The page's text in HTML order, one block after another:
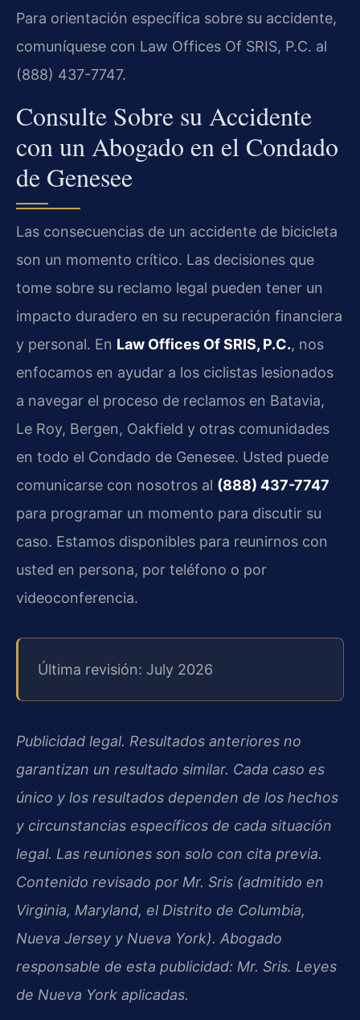
Para orientación específica sobre su accidente,
comuníquese con Law Offices Of SRIS, P.C. al
(888) 437-7747.
Consulte Sobre su Accidente
con un Abogado en el Condado
de Genesee
Las consecuencias de un accidente de bicicleta
son un momento crítico. Las decisiones que
tome sobre su reclamo legal pueden tener un
impacto duradero en su recuperación financiera
y personal. En Law Offices Of SRIS, P.C., nos
enfocamos en ayudar a los ciclistas lesionados
a navegar el proceso de reclamos en Batavia,
Le Roy, Bergen, Oakfield y otras comunidades
en todo el Condado de Genesee. Usted puede
comunicarse con nosotros al (888) 437-7747
para programar un momento para discutir su
caso. Estamos disponibles para reunirnos con
usted en persona, por teléfono o por
videoconferencia.
Última revisión: July 2026
Publicidad legal. Resultados anteriores no
garantizan un resultado similar. Cada caso es
único y los resultados dependen de los hechos
y circunstancias específicos de cada situación
legal. Las reuniones son solo con cita previa.
Contenido revisado por Mr. Sris (admitido en
Virginia, Maryland, el Distrito de Columbia,
Nueva Jersey y Nueva York). Abogado
responsable de esta publicidad: Mr. Sris. Leyes
de Nueva York aplicadas.